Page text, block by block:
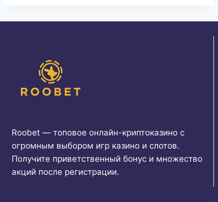
Roobet — топовое онлайн-криптоказино с
огромным выбором игр казино и слотов.
Получите приветственный бонус и множество
акций после регистрации.